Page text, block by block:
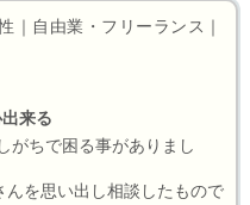
｜自由業・フリーランス｜
来る
がちで困る事がありまし
を思い出し相談したもので